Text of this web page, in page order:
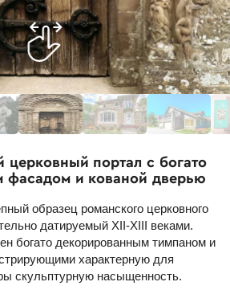
церковный портал с богато
фасадом и кованой дверью
образец романского церковного
датируемый XII-XIII веками.
богато декорированным тимпаном и
характерную для
скульптурную насыщенность.